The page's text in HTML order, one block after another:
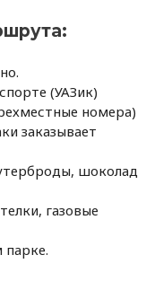
(УАЗик)
номера)
заказывает
шоколад
газовые
парке.